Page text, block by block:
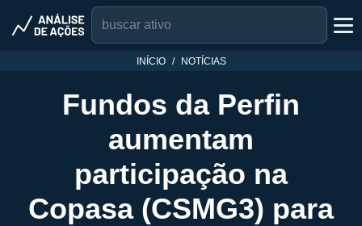
INÍCIO NOTÍCIAS
Fundos da Perfin
aumentam
participação na
Copasa (CSMG3) para